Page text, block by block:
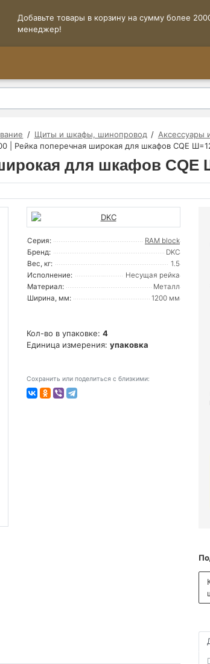
Добавьте товары в корзину на сумму более
менеджер!
Щиты и шкафы, шинопровод
Аксессуары
| Рейка поперечная широкая для шкафов CQE
для шкафов
Серия:
RAM block
Бренд:
DKC
Вес, кг:
1.5
Исполнение:
Несущая рейка
Материал:
Металл
Ширина, мм:
1200 мм
Кол-во в упаковке: 4
Единица измерения: упаковка
Сохранить или поделиться с близкими: